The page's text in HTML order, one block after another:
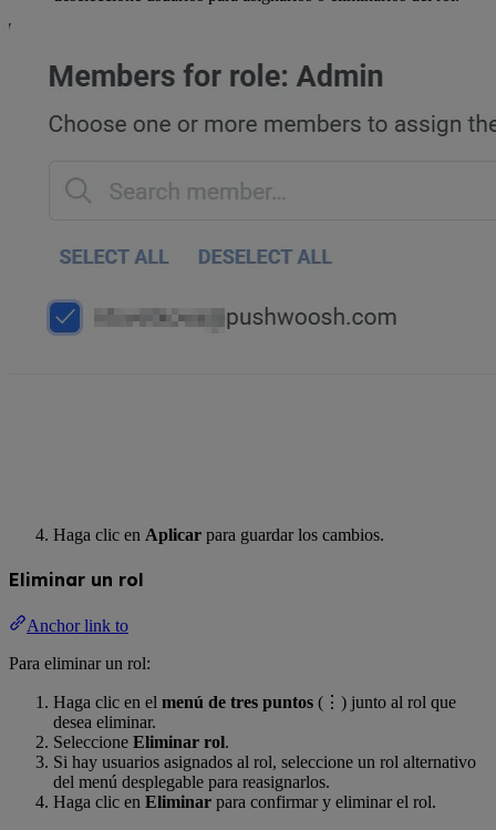
Haga clic en Aplicar para guardar los cambios.
Eliminar un rol
Anchor link to
Para eliminar un rol:
Haga clic en el menú de tres puntos (⋮) junto al rol que
desea eliminar.
Seleccione Eliminar rol.
Si hay usuarios asignados al rol, seleccione un rol alternativo
del menú desplegable para reasignarlos.
Haga clic en Eliminar para confirmar y eliminar el rol.